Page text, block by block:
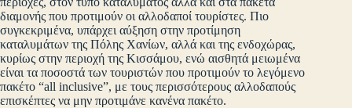
διαμονής που προτιμούν οι αλλοδαποί τουρίστες. Πιο
συγκεκριμένα, υπάρχει αύξηση στην προτίμηση
καταλυμάτων της Πόλης Χανίων, αλλά και της ενδοχώρας,
κυρίως στην περιοχή της Κισσάμου, ενώ αισθητά μειωμένα
είναι τα ποσοστά των τουριστών που προτιμούν το λεγόμενο
πακέτο “all inclusive”, με τους περισσότερους αλλοδαπούς
επισκέπτες να μην προτιμάνε κανένα πακέτο.